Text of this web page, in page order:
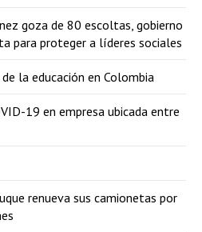
goza de 80 escoltas, gobierno
para proteger a líderes sociales
la educación en Colombia
19 en empresa ubicada entre
renueva sus camionetas por